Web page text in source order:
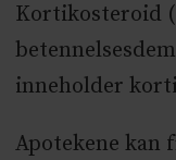
Kortikosteroid
inneholder
Apotekene kan